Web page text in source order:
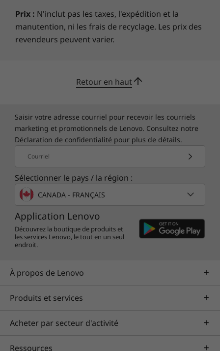
Les spécifications peuvent varier selon la région/le modèle et la
disponibilité
Prix : N'inclut pas les taxes, l'expédition et la
manutention, ni les frais de recyclage. Les prix des
revendeurs peuvent varier.
Retour en haut
Saisir votre adresse courriel pour recevoir les courriels
marketing et promotionnels de Lenovo. Consultez notre
Déclaration de confidentialité pour plus de détails.
Courriel
Sélectionner le pays / la région :
CANADA - FRANÇAIS
Application Lenovo
Découvrez la boutique de produits et
les services Lenovo, le tout en un seul
endroit.
À propos de Lenovo
Produits et services
Acheter par secteur d'activité
Ressources